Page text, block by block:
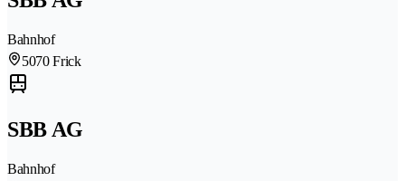
Bahnhof
5070 Frick
SBB AG
Bahnhof